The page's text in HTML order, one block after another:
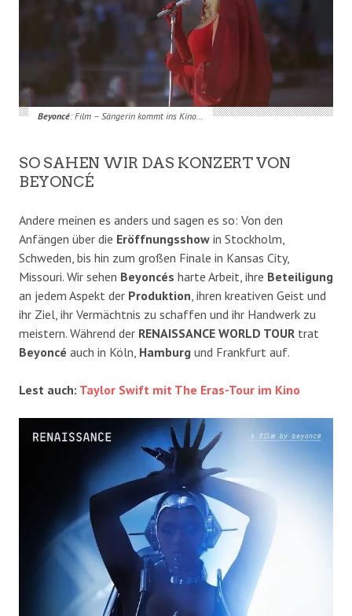
Beyoncé: Film – Sängerin kommt ins Kino…
SO SAHEN WIR DAS KONZERT VON
BEYONCÉ
Andere meinen es anders und sagen es so: Von den
Anfängen über die Eröffnungsshow in Stockholm,
Schweden, bis hin zum großen Finale in Kansas City,
Missouri. Wir sehen Beyoncés harte Arbeit, ihre Beteiligung
an jedem Aspekt der Produktion, ihren kreativen Geist und
ihr Ziel, ihr Vermächtnis zu schaffen und ihr Handwerk zu
meistern. Während der RENAISSANCE WORLD TOUR trat
Beyoncé auch in Köln, Hamburg und Frankfurt auf.
Lest auch: Taylor Swift mit The Eras-Tour im Kino